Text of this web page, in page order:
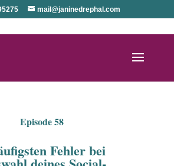
mail@janinedrephal.com
Episode 58
Fehler bei